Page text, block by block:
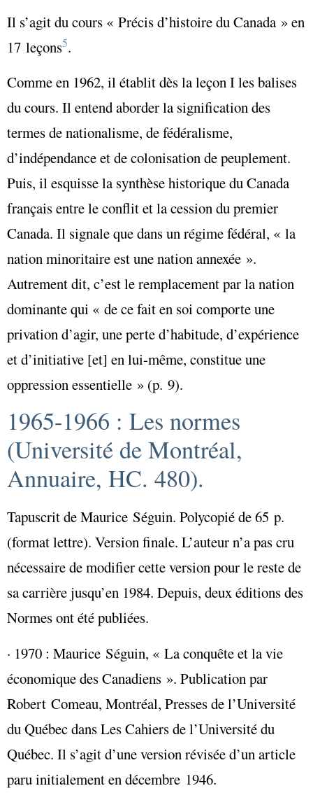
Il s’agit du cours « Précis d’histoire du Canada » en
17 leçons5.
Comme en 1962, il établit dès la leçon I les balises
du cours. Il entend aborder la signification des
termes de nationalisme, de fédéralisme,
d’indépendance et de colonisation de peuplement.
Puis, il esquisse la synthèse historique du Canada
français entre le conflit et la cession du premier
Canada. Il signale que dans un régime fédéral, « la
nation minoritaire est une nation annexée ».
Autrement dit, c’est le remplacement par la nation
dominante qui « de ce fait en soi comporte une
privation d’agir, une perte d’habitude, d’expérience
et d’initiative [et] en lui-même, constitue une
oppression essentielle » (p. 9).
1965-1966 : Les normes
(Université de Montréal,
Annuaire, HC. 480).
Tapuscrit de Maurice Séguin. Polycopié de 65 p.
(format lettre). Version finale. L’auteur n’a pas cru
nécessaire de modifier cette version pour le reste de
sa carrière jusqu’en 1984. Depuis, deux éditions des
Normes ont été publiées.
· 1970 : Maurice Séguin, « La conquête et la vie
économique des Canadiens ». Publication par
Robert Comeau, Montréal, Presses de l’Université
du Québec dans Les Cahiers de l’Université du
Québec. Il s’agit d’une version révisée d’un article
paru initialement en décembre 1946.